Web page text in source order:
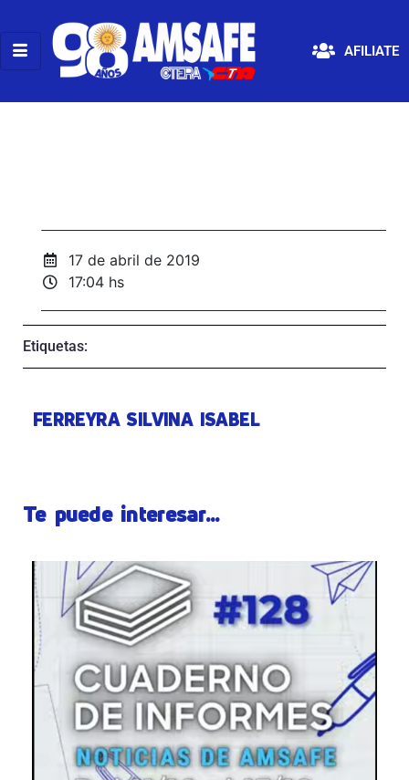
AFILIATE
17 de abril de 2019
17:04 hs
Etiquetas:
FERREYRA SILVINA ISABEL
Te puede interesar...